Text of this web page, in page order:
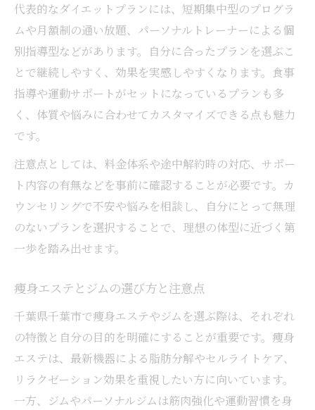
ダイエット迷子脱却のための痩身ケア術
痩身エステとジムの賢い活用ポイント
普段の生活に筋肉トレを取り入れるコツ
生活習慣に合う簡単ダイエット・筋肉トレ
法
プ
自宅でできるダイエット・筋肉強化メソッ
ド
千葉市で人気の手軽な筋肉トレーニング実
代表的なダイエットプランには、短期集中型のプログラ
ムや月額制の通い放題、パーソナルトレーナーによる個
別指導型などがあります。自分に合ったプランを選ぶこ
とで継続しやすく、効果を実感しやすくなります。食事
指導や運動サポートがセットになっているプランも多
く、体質や悩みに合わせてカスタマイズできる点も魅力
です。
注意点としては、料金体系や途中解約時の対応、サポー
ト内容の有無などを事前に確認することが必要です。カ
ウンセリングで不安や悩みを相談し、自分にとって無理
のないプランを選択することで、理想の体型に近づく第
一歩を踏み出せます。
痩身エステとジムの選び方と注意点
千葉県千葉市で痩身エステやジムを選ぶ際は、それぞれ
の特徴と自分の目的を明確にすることが重要です。痩身
エステは、最新機器による脂肪分解やセルライトケア、
リラクゼーション効果を重視したい方に向いています。
一方、ジムやパーソナルジムは筋肉強化や運動習慣を身